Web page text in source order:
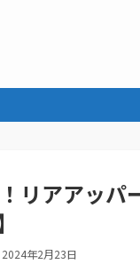
リアアッパ
2024年2月23日